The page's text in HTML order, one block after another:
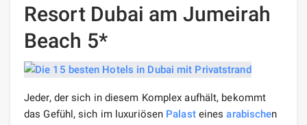
Resort Dubai am Jumeirah
Beach 5*
Jeder, der sich in diesem Komplex aufhält, bekommt
das Gefühl, sich im luxuriösen Palasteinesarabischen